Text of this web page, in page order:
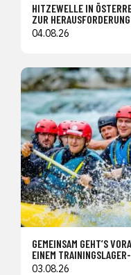
HITZEWELLE IN
ZUR HERAUSFORDERUNG
04.08.26
GEMEINSAM GEHT’S
EINEM
03.08.26